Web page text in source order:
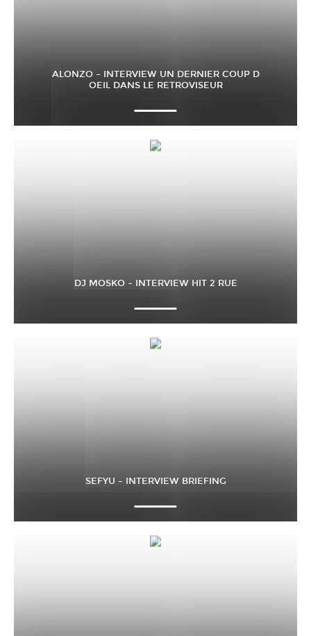
ALONZO – INTERVIEW UN DERNIER COUP D
OEIL DANS LE RETROVISEUR
DJ MOSKO – INTERVIEW HIT 2 RUE
SEFYU – INTERVIEW BRIEFING